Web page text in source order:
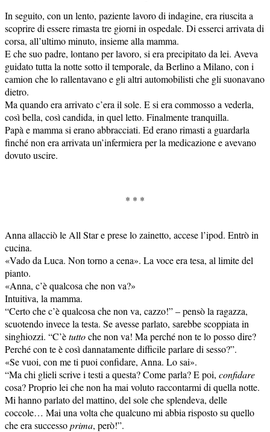
In seguito, con un lento, paziente lavoro di indagine, era riuscita a
scoprire di essere rimasta tre giorni in ospedale. Di esserci arrivata di
corsa, all’ultimo minuto, insieme alla mamma.
E che suo padre, lontano per lavoro, si era precipitato da lei. Aveva
guidato tutta la notte sotto il temporale, da Berlino a Milano, con i
camion che lo rallentavano e gli altri automobilisti che gli suonavano
dietro.
Ma quando era arrivato c’era il sole. E si era commosso a vederla,
così bella, così candida, in quel letto. Finalmente tranquilla.
Papà e mamma si erano abbracciati. Ed erano rimasti a guardarla
finché non era arrivata un’infermiera per la medicazione e avevano
dovuto uscire.
* * *
Anna allacciò le All Star e prese lo zainetto, accese l’ipod. Entrò in
cucina.
«Vado da Luca. Non torno a cena». La voce era tesa, al limite del
pianto.
«Anna, c’è qualcosa che non va?»
Intuitiva, la mamma.
“Certo che c’è qualcosa che non va, cazzo!” – pensò la ragazza,
scuotendo invece la testa. Se avesse parlato, sarebbe scoppiata in
singhiozzi. “C’ètuttoche non va! Ma perché non te lo posso dire?
Perché con te è così dannatamente difficile parlare di sesso?”.
«Se vuoi, con me ti puoi confidare, Anna. Lo sai».
“Ma chi glieli scrive i testi a questa? Come parla? E poi, confidare
cosa? Proprio lei che non ha mai voluto raccontarmi di quella notte.
Mi hanno parlato del mattino, del sole che splendeva, delle
coccole… Mai una volta che qualcuno mi abbia risposto su quello
che era successoprima, però!”.